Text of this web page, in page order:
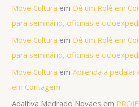
Move Cultura em Dê um Rolê em
para seminário, oficinas e
Move Cultura em Dê um Rolê em
para seminário, oficinas e
Move Cultura emAprenda a pedalar
em Contagem’
Adaltiva Medrado Novaes em